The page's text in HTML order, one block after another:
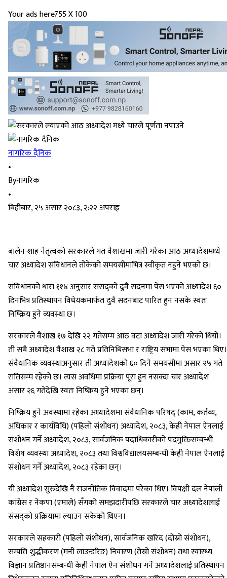
Your ads here755 X 100
नागरिक दैनिक
•
Byनागरिक
•
बिहीबार, २५ असार २०८३, २:२२ अपराह्न
बालेन शाह नेतृत्वको सरकारले गत वैशाखमा जारी गरेका आठ अध्यादेशमध्ये
चार अध्यादेश संविधानले तोकेको समयसीमाभित्र स्वीकृत नहुने भएको छ।
संविधानको धारा ११४ अनुसार संसद्को दुवै सदनमा पेस भएको अध्यादेश ६०
दिनभित्र प्रतिस्थापन विधेयकमार्फत दुवै सदनबाट पारित हुन नसके स्वतः
निष्क्रिय हुने व्यवस्था छ।
सरकारले वैशाख १७ देखि २२ गतेसम्म आठ वटा अध्यादेश जारी गरेको थियो।
ती सबै अध्यादेश वैशाख २८ गते प्रतिनिधिसभा र राष्ट्रिय सभामा पेस भएका थिए।
संवैधानिक व्यवस्थाअनुसार ती अध्यादेशको ६० दिने समयसीमा असार २५ गते
रातिसम्म रहेको छ। त्यस अवधिमा प्रक्रिया पूरा हुन नसक्दा चार अध्यादेश
असार २६ गतेदेखि स्वतः निष्क्रिय हुने भएका छन्।
निष्क्रिय हुने अवस्थामा रहेका अध्यादेशमा संवैधानिक परिषद् (काम, कर्तव्य,
अधिकार र कार्यविधि) (पहिलो संशोधन) अध्यादेश, २०८३, केही नेपाल ऐनलाई
संशोधन गर्ने अध्यादेश, २०८३, सार्वजनिक पदाधिकारीको पदमुक्तिसम्बन्धी
विशेष व्यवस्था अध्यादेश, २०८३ तथा विश्वविद्यालयसम्बन्धी केही नेपाल ऐनलाई
संशोधन गर्ने अध्यादेश, २०८३ रहेका छन्।
यी अध्यादेश सुरुदेखि नै राजनीतिक विवादमा परेका थिए। विपक्षी दल नेपाली
कांग्रेस र नेकपा (एमाले) सँगको समझदारीपछि सरकारले चार अध्यादेशलाई
संसद्को प्रक्रियामा ल्याउन सकेको थिएन।
सरकारले सहकारी (पहिलो संशोधन), सार्वजनिक खरिद (दोस्रो संशोधन),
सम्पत्ति शुद्धीकरण (मनी लाउन्डरिङ) निवारण (तेस्रो संशोधन) तथा स्वास्थ्य
विज्ञान प्रतिष्ठानसम्बन्धी केही नेपाल ऐन संशोधन गर्ने अध्यादेशलाई प्रतिस्थापन